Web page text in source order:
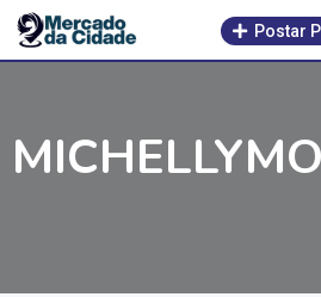
Pular
para
Postar